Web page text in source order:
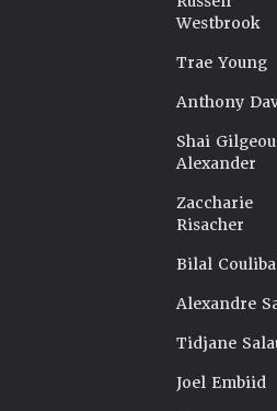
Westbrook
Trae Young
Anthony
Shai
Alexander
Zaccharie
Risacher
Bilal
Alexandre
Tidjane
Joel Embiid